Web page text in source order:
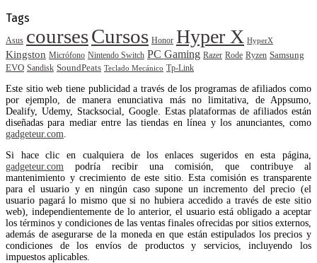
Tags
Asus coursesCursos Honor Hyper X HyperX
Kingston Micrófono Nintendo Switch PC Gaming Razer Rode Ryzen Samsung
EVO Sandisk SoundPeats Teclado Mecánico Tp-Link
Este sitio web tiene publicidad a través de los programas de afiliados como
por ejemplo, de manera enunciativa más no limitativa, de Appsumo,
Dealify, Udemy, Stacksocial, Google. Estas plataformas de afiliados están
diseñadas para mediar entre las tiendas en línea y los anunciantes, como
gadgeteur.com
Si hace clic en cualquiera de los enlaces sugeridos en esta página,
gadgeteur.com podría recibir una comisión, que contribuye al
mantenimiento y crecimiento de este sitio. Esta comisión es transparente
para el usuario y en ningún caso supone un incremento del precio (el
usuario pagará lo mismo que si no hubiera accedido a través de este sitio
web), independientemente de lo anterior, el usuario está obligado a aceptar
los términos y condiciones de las ventas finales ofrecidas por sitios externos,
además de asegurarse de la moneda en que están estipulados los precios y
condiciones de los envíos de productos y servicios, incluyendo los
impuestos aplicables.